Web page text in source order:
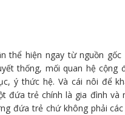
thể hiện ngay từ nguồn gốc
thống, mối quan hệ cộng
ý thức hệ. Và cái nôi để
đứa trẻ chính là gia đình và
đứa trẻ chứ không phải